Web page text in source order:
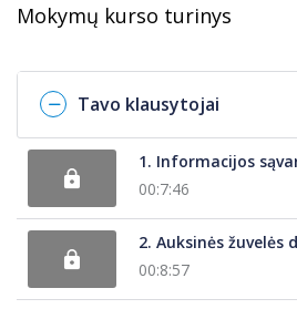
Mokymų kurso turinys
Tavo klausytojai
1. Informacijos
00:7:46
2. Auksinės žuvelės
00:8:57